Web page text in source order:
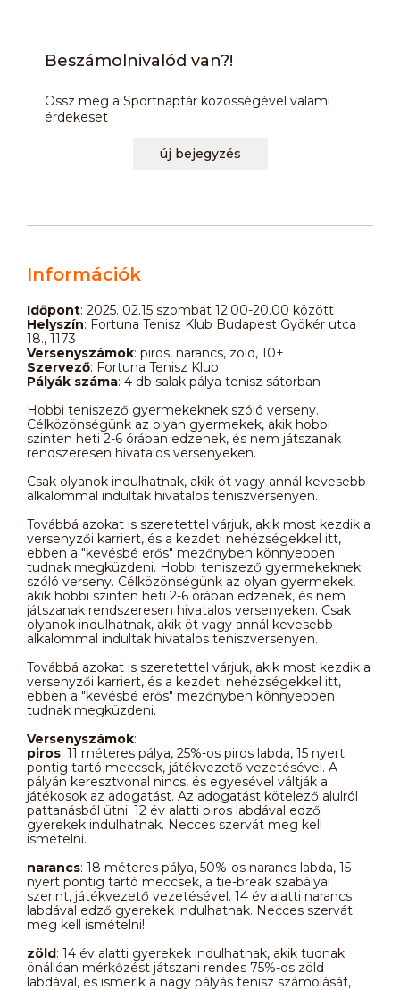
Beszámolnivalód van?!
Ossz meg a Sportnaptár közösségével valami
érdekeset
új bejegyzés
Információk
Időpont: 2025. 02.15 szombat 12.00-20.00 között
Helyszín: Fortuna Tenisz Klub Budapest Gyökér utca
18., 1173
Versenyszámok: piros, narancs, zöld, 10+
Szervező: Fortuna Tenisz Klub
Pályák száma: 4 db salak pálya tenisz sátorban
Hobbi teniszező gyermekeknek szóló verseny.
Célközönségünk az olyan gyermekek, akik hobbi
szinten heti 2-6 órában edzenek, és nem játszanak
rendszeresen hivatalos versenyeken.
Csak olyanok indulhatnak, akik öt vagy annál kevesebb
alkalommal indultak hivatalos teniszversenyen.
Továbbá azokat is szeretettel várjuk, akik most kezdik a
versenyzői karriert, és a kezdeti nehézségekkel itt,
ebben a "kevésbé erős" mezőnyben könnyebben
tudnak megküzdeni. Hobbi teniszező gyermekeknek
szóló verseny. Célközönségünk az olyan gyermekek,
akik hobbi szinten heti 2-6 órában edzenek, és nem
játszanak rendszeresen hivatalos versenyeken. Csak
olyanok indulhatnak, akik öt vagy annál kevesebb
alkalommal indultak hivatalos teniszversenyen.
Továbbá azokat is szeretettel várjuk, akik most kezdik a
versenyzői karriert, és a kezdeti nehézségekkel itt,
ebben a "kevésbé erős" mezőnyben könnyebben
tudnak megküzdeni.
Versenyszámok:
piros: 11 méteres pálya, 25%-os piros labda, 15 nyert
pontig tartó meccsek, játékvezető vezetésével. A
pályán keresztvonal nincs, és egyesével váltják a
játékosok az adogatást. Az adogatást kötelező alulról
pattanásból ütni. 12 év alatti piros labdával edző
gyerekek indulhatnak. Necces szervát meg kell
ismételni.
narancs: 18 méteres pálya, 50%-os narancs labda, 15
nyert pontig tartó meccsek, a tie-break szabályai
szerint, játékvezető vezetésével. 14 év alatti narancs
labdával edző gyerekek indulhatnak. Necces szervát
meg kell ismételni!
zöld: 14 év alatti gyerekek indulhatnak, akik tudnak
önállóan mérkőzést játszani rendes 75%-os zöld
labdával, és ismerik a nagy pályás tenisz számolását,